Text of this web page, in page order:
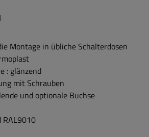
Montage in übliche Schalterdosen
: glänzend
mit Schrauben
und optionale Buchse
RAL9010